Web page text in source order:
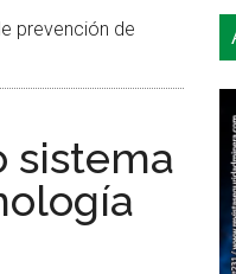
prevención de
sistema